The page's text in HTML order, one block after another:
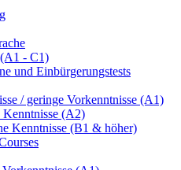
- C1)
und Einbürgerungstests
/ geringe Vorkenntnisse (A1)
Kenntnisse (A2)
Kenntnisse (B1 & höher)